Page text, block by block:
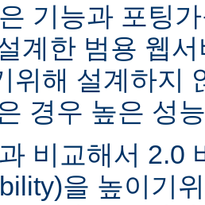
기능과 포팅
계한 범용 웹
위해 설계하지
경우 높은 성
비교해서 2.0
을 높이기